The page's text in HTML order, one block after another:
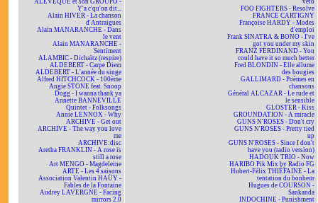
ALÉVÊQUE et son GROUPO -
Y'a c'qu'on dit...
Alain HIVER - La chanson
d'Antraigues
Alain MANARANCHE - Dans
le vent
Alain MANARANCHE -
Sentiment
ALAMBIC - Dichaïtz (respire)
ALDEBERT - Carpe Diem
ALDEBERT - L'année du singe
Alfred HITCHCOCK - 100ème
Angie STONE feat. Snoop
Dogg - I wanna thank ya
Annette BANNEVILLE
Quintet - Folksongs
Annie LENNOX - Why
ARCHIVE - Get out
ARCHIVE - The way you love
me
ARCHIVE:disc
Aretha FRANKLIN - A rose is
still a rose
Art MENGO - Magdeleine
ARTE - Les 4 saisons
Association Valentin HAÜY -
Fables de la Fontaine
Audrey LAVERGNE - Facing
mirrors 2.0
véto
FOO FIGHTERS - Resolve
FRANCE CARTIGNY
Françoise HARDY - Modes
d'emploi
Frank SINATRA & BONO - I've
got you under my skin
FRANZ FERDINAND - You
could have it so much better
Fred BLONDIN - Elle allume
des bougies
GALLIMARD - Poèmes en
chansons
Général ALCAZAR - Le rude et
le sensible
GLOSTER - Kiss
GROUNDATION - A miracle
GUNS N'ROSES - Don't cry
GUNS N'ROSES - Pretty tied
up
GUNS N'ROSES - Since I don't
have you (radio version)
HADOUK TRIO - Now
HARIBO Pik Mix by Radio FG
Hubert-Félix THIÉFAINE - La
tentation du bonheur
Hugues de COURSON -
Sankanda
INDOCHINE - Punishment